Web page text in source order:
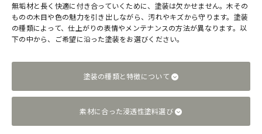
無垢材と長く快適に付き合っていくために、塗装は欠かせません。木その
ものの木目や色の魅力を引き出しながら、汚れやキズから守ります。塗装
の種類によって、仕上がりの表情やメンテナンスの方法が異なります。以
下の中から、ご希望に沿った塗装をお選びください。
塗装の種類と特徴について
素材に合った浸透性塗料選び